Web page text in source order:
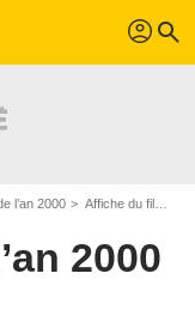
profil search
l’an 2000 Affiche du film Les traqués de l’an 2000 - Photo 1
2000